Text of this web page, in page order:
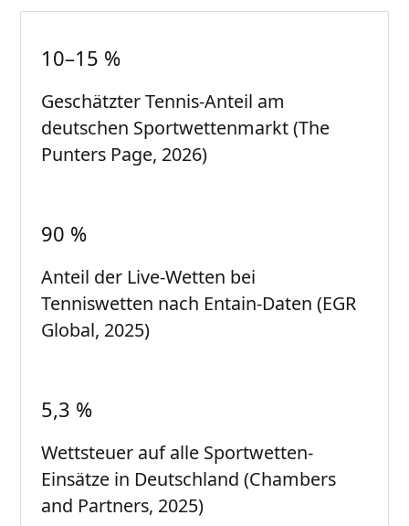
10–15 %
Geschätzter Tennis-Anteil am
deutschen Sportwettenmarkt (The
Punters Page, 2026)
90 %
Anteil der Live-Wetten bei
Tenniswetten nach Entain-Daten (EGR
Global, 2025)
5,3 %
Wettsteuer auf alle Sportwetten-
Einsätze in Deutschland (Chambers
and Partners, 2025)